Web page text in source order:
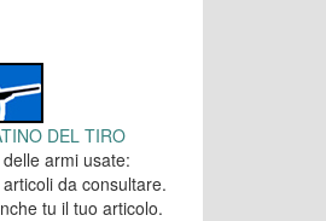
DEL TIRO
armi usate:
da consultare.
tu il tuo articolo.